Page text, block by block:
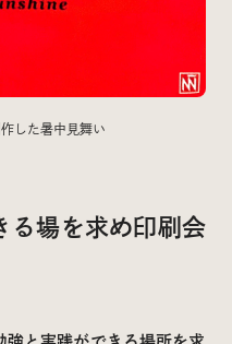
した暑中見舞い
る場を求め印刷会